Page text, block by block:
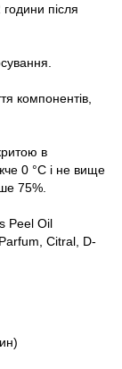
після
компонентів,
в
0 °С і не вище
75%.
Peel Oil
Citral, D-